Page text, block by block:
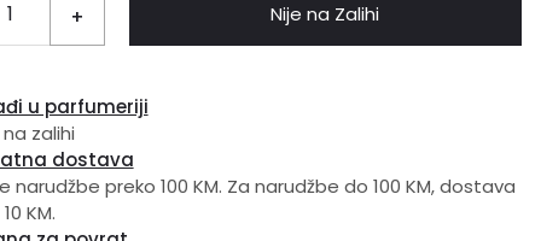
+ Nije na Zalihi
u parfumeriji
zalihi
dostava
narudžbe preko 100 KM. Za narudžbe do 100 KM, dostava
KM.